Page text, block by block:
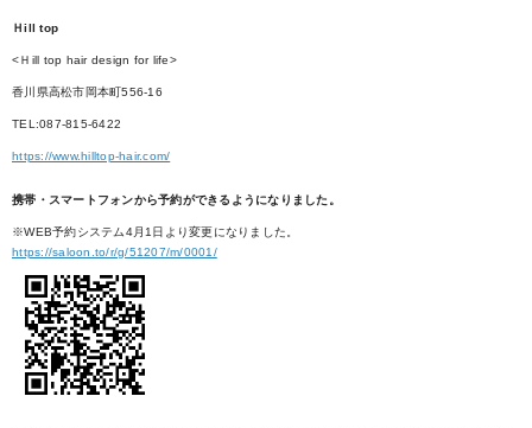
Ｈill top
<Ｈill top hair design for life>
香川県高松市岡本町556-16
TEL:087-815-6422
https://www.hilltop-hair.com/
携帯・スマートフォンから予約ができるようになりました。
※WEB予約システム4月1日より変更になりました。
https://saloon.to/r/g/51207/m/0001/